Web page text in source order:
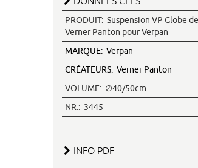
PRODUIT: Suspension VP Globe de
Verner Panton pour Verpan
MARQUE: Verpan
CRÉATEURS: Verner Panton
VOLUME: ∅40/50cm
NR.: 3445
INFO PDF